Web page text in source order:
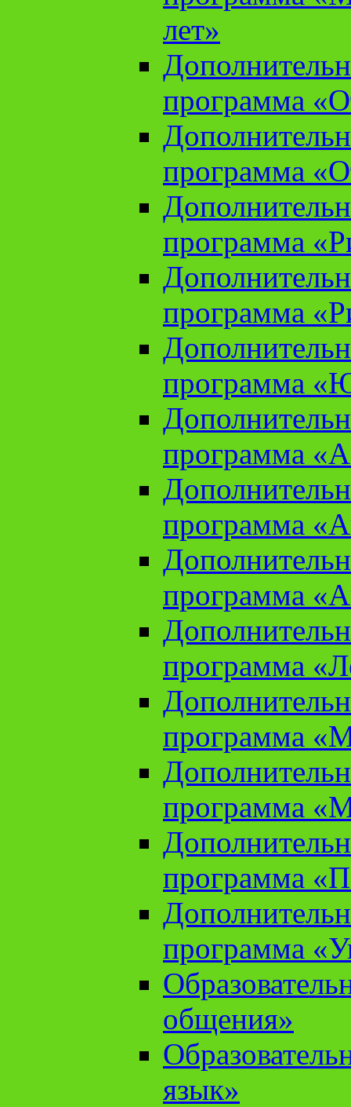
лет»
программа
программа
программа
программа
программа
программа
программа
программа
программа
программа
программа
программа
программа
общения»
язык»